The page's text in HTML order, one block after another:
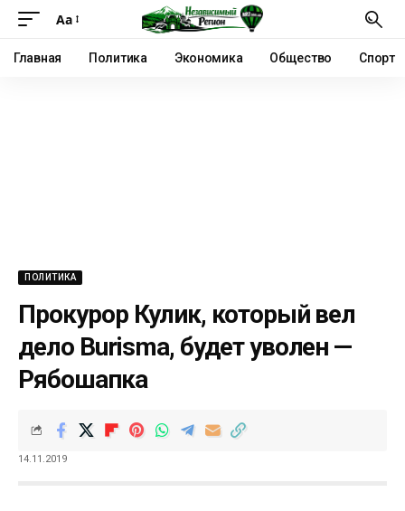
Аа
Главная Политика Экономика Общество Спорт
ПОЛИТИКА
Прокурор Кулик, который вел
дело Burisma, будет уволен —
Рябошапка
14.11.2019